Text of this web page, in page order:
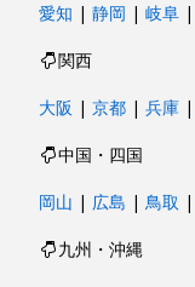
愛知 | 静岡 | 岐阜 |
関西
大阪 | 京都 | 兵庫 |
中国・四国
岡山 | 広島 | 鳥取 |
九州・沖縄